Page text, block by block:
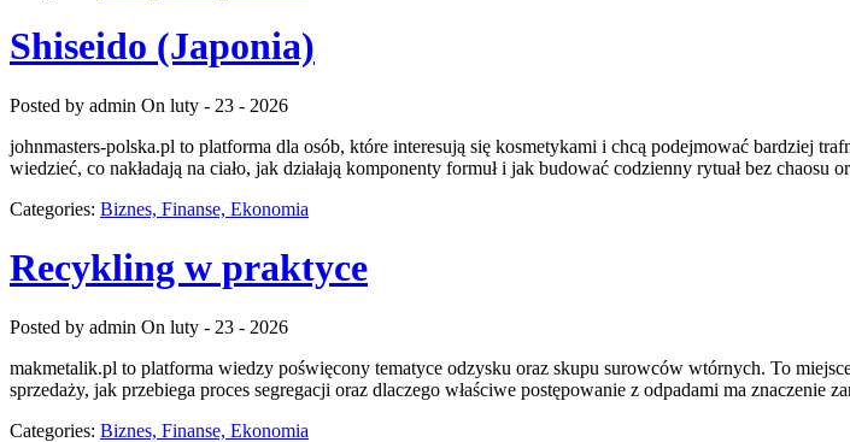
Shiseido (Japonia)
Posted by admin On luty - 23 - 2026
johnmasters-polska.pl to platforma dla osób, które interesują się kosmetykami i chcą podejmować bardziej
wiedzieć, co nakładają na ciało, jak działają komponenty formuł i jak budować codzienny rytuał bez
Categories: Biznes, Finanse, Ekonomia
Recykling w praktyce
Posted by admin On luty - 23 - 2026
makmetalik.pl to platforma wiedzy poświęcony tematyce odzysku oraz skupu surowców wtórnych. To
sprzedaży, jak przebiega proces segregacji oraz dlaczego właściwe postępowanie z odpadami ma znaczenie
Categories: Biznes, Finanse, Ekonomia